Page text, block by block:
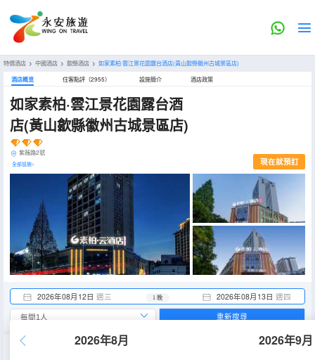
特價酒店 > 中國酒店 > 歙縣酒店 > 如家素柏·雲江景花園露台酒店(黃山歙縣徽州古城景區店)
酒店概览 住客點評（2955） 設施簡介 酒店政策
如家素柏·雲江景花園露台酒
店(黃山歙縣徽州古城景區店)
紫薇路2號
全部設施> 現在就預訂
2026年08月12日 週三 2026年08月13日 週四
1 晚
2026年8月 2026年9月
重新搜尋